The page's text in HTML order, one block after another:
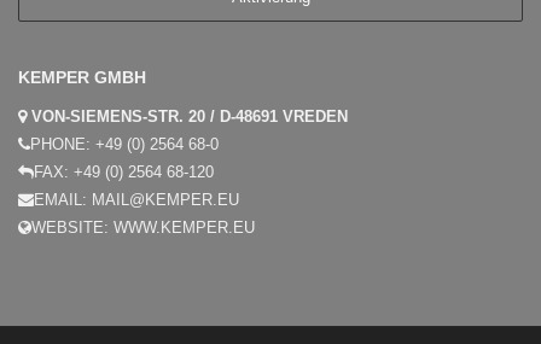
KEMPER GMBH
VON-SIEMENS-STR. 20 / D-48691 VREDEN
PHONE: +49 (0) 2564 68-0
FAX: +49 (0) 2564 68-120
EMAIL: MAIL@KEMPER.EU
WEBSITE: WWW.KEMPER.EU